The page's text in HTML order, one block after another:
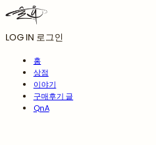
LOG IN 로그인
홈
상점
이야기
구매후기 글
QnA